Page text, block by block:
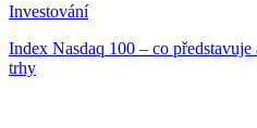
Investování
Index Nasdaq 100 – co
trhy